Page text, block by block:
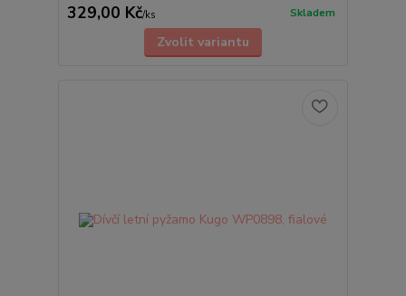
329,00 Kč/ks Skladem
Zvolit variantu